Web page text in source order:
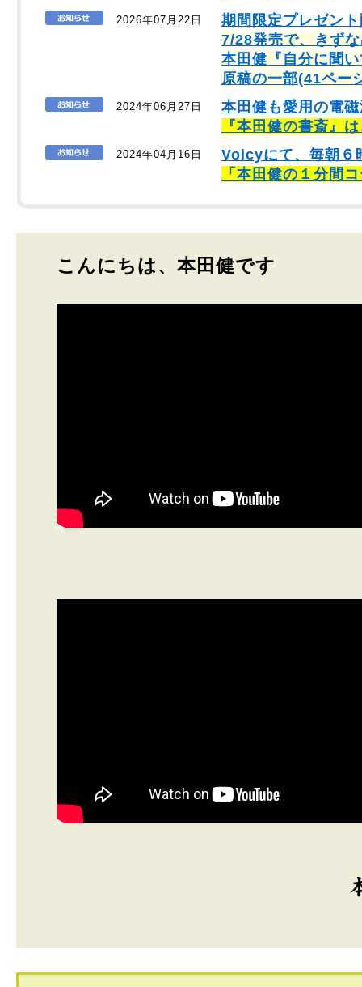
2026年07月22日
期間限定プレゼン
7/28発売で、きず
本田健『自分に聞
原稿の一部(41ペー
2024年06月27日
本田健も愛用の電
『本田健の書斎』
2024年04月16日
Voicyにて、毎朝６
「本田健の１分間
こんにちは、本田健です